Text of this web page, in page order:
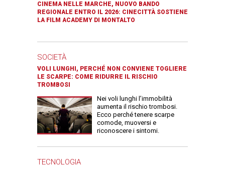
CINEMA NELLE MARCHE, NUOVO BANDO
REGIONALE ENTRO IL 2026: CINECITTÀ SOSTIENE
LA FILM ACADEMY DI MONTALTO
SOCIETÀ
VOLI LUNGHI, PERCHÉ NON CONVIENE TOGLIERE
LE SCARPE: COME RIDURRE IL RISCHIO
TROMBOSI
Nei voli lunghi l’immobilità
aumenta il rischio trombosi.
Ecco perché tenere scarpe
comode, muoversi e
riconoscere i sintomi.
TECNOLOGIA